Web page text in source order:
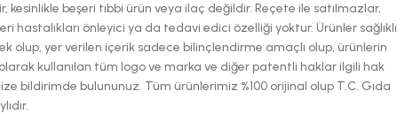
beşeri tıbbi ürün veya ilaç değildir. Reçete ile satılmazlar,
önleyici ya da tedavi edici özelliği yoktur. Ürünler sağlıklı
olup, yer verilen içerik sadece bilinçlendirme amaçlı olup, ürünlerin
kullanılan tüm logo ve marka ve diğer patentli haklar ilgili hak
bildirimde bulununuz. Tüm ürünlerimiz %100 orijinal olup T.C. Gıda